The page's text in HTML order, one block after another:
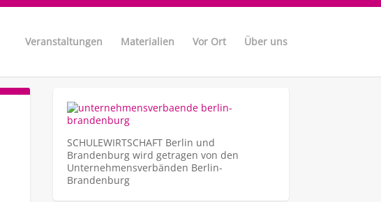
Veranstaltungen Materialien Vor Ort Über uns
SCHULEWIRTSCHAFT Berlin und
Brandenburg wird getragen von den
Unternehmens­verbänden Berlin-
Brandenburg